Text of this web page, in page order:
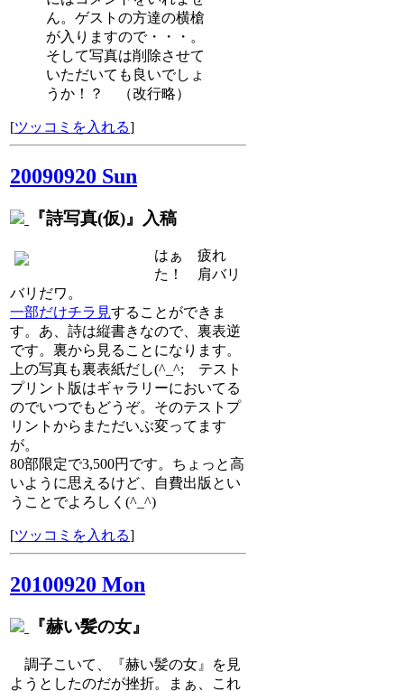
ん。ゲストの方達の横槍
が入りますので・・・。
そして写真は削除させて
いただいても良いでしょ
うか！？ （改行略）
[ツッコミを入れる]
20090920 Sun
『詩写真(仮)』入稿
はぁ 疲れ
た！ 肩バリ
バリだワ。
一部だけチラ見することができま
す。あ、詩は縦書きなので、裏表逆
です。裏から見ることになります。
上の写真も裏表紙だし(^_^; テスト
プリント版はギャラリーにおいてる
のでいつでもどうぞ。そのテストプ
リントからまただいぶ変ってます
が。
80部限定で3,500円です。ちょっと高
いように思えるけど、自費出版とい
うことでよろしく(^_^)
[ツッコミを入れる]
20100920 Mon
『赫い髪の女』
調子こいて、『赫い髪の女』を見
ようとしたのだが挫折。まぁ、これ